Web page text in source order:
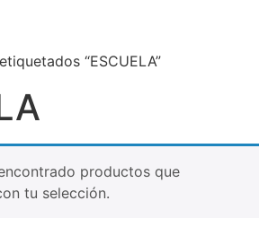
“ESCUELA”
productos que
tu selección.